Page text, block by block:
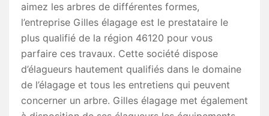
aimez les arbres de différentes formes,
l’entreprise Gilles élagage est le prestataire le
plus qualifié de la région 46120 pour vous
parfaire ces travaux. Cette société dispose
d’élagueurs hautement qualifiés dans le domaine
de l’élagage et tous les entretiens qui peuvent
concerner un arbre. Gilles élagage met également